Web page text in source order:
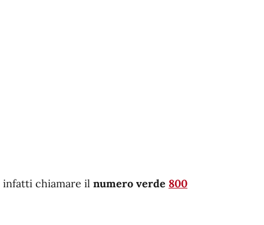
infatti chiamare il numero verde 800